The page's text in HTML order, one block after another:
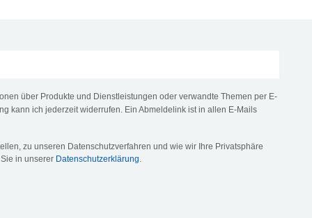
über Produkte und Dienstleistungen oder verwandte Themen per E-
kann ich jederzeit widerrufen. Ein Abmeldelink ist in allen E-Mails
zu unseren Datenschutzverfahren und wie wir Ihre Privatsphäre
in unserer Datenschutzerklärung